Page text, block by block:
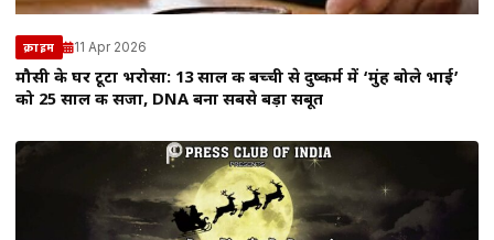
क्राइम 11 Apr 2026
मौसी के घर टूटा भरोसा: 13 साल की बच्ची से दुष्कर्म में ‘मुंह बोले भाई’
को 25 साल की सजा, DNA बना सबसे बड़ा सबूत